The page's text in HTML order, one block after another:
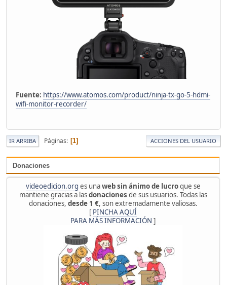
Donaciones
videoedicion.org es unaweb sin ánimo de lucroque se
mantiene gracias a lasdonaciones de sus usuarios. Todas las
donaciones, desde 1 €, son extremadamente valiosas.
[ PINCHA AQUÍ
PARA MÁS INFORMACIÓN ]
Fuente: https://www.atomos.com/product/ninja-tx-go-5-hdmi-
wifi-monitor-recorder/
IR ARRIBA Páginas 1 ACCIONES DEL USUARIO